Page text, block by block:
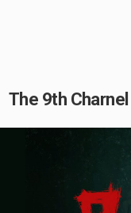
The 9th Charnel